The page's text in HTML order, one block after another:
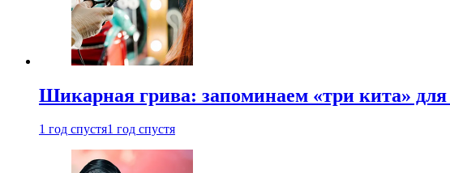
Шикарная грива: запоминаем «три кита»
1 год спустя1 год спустя